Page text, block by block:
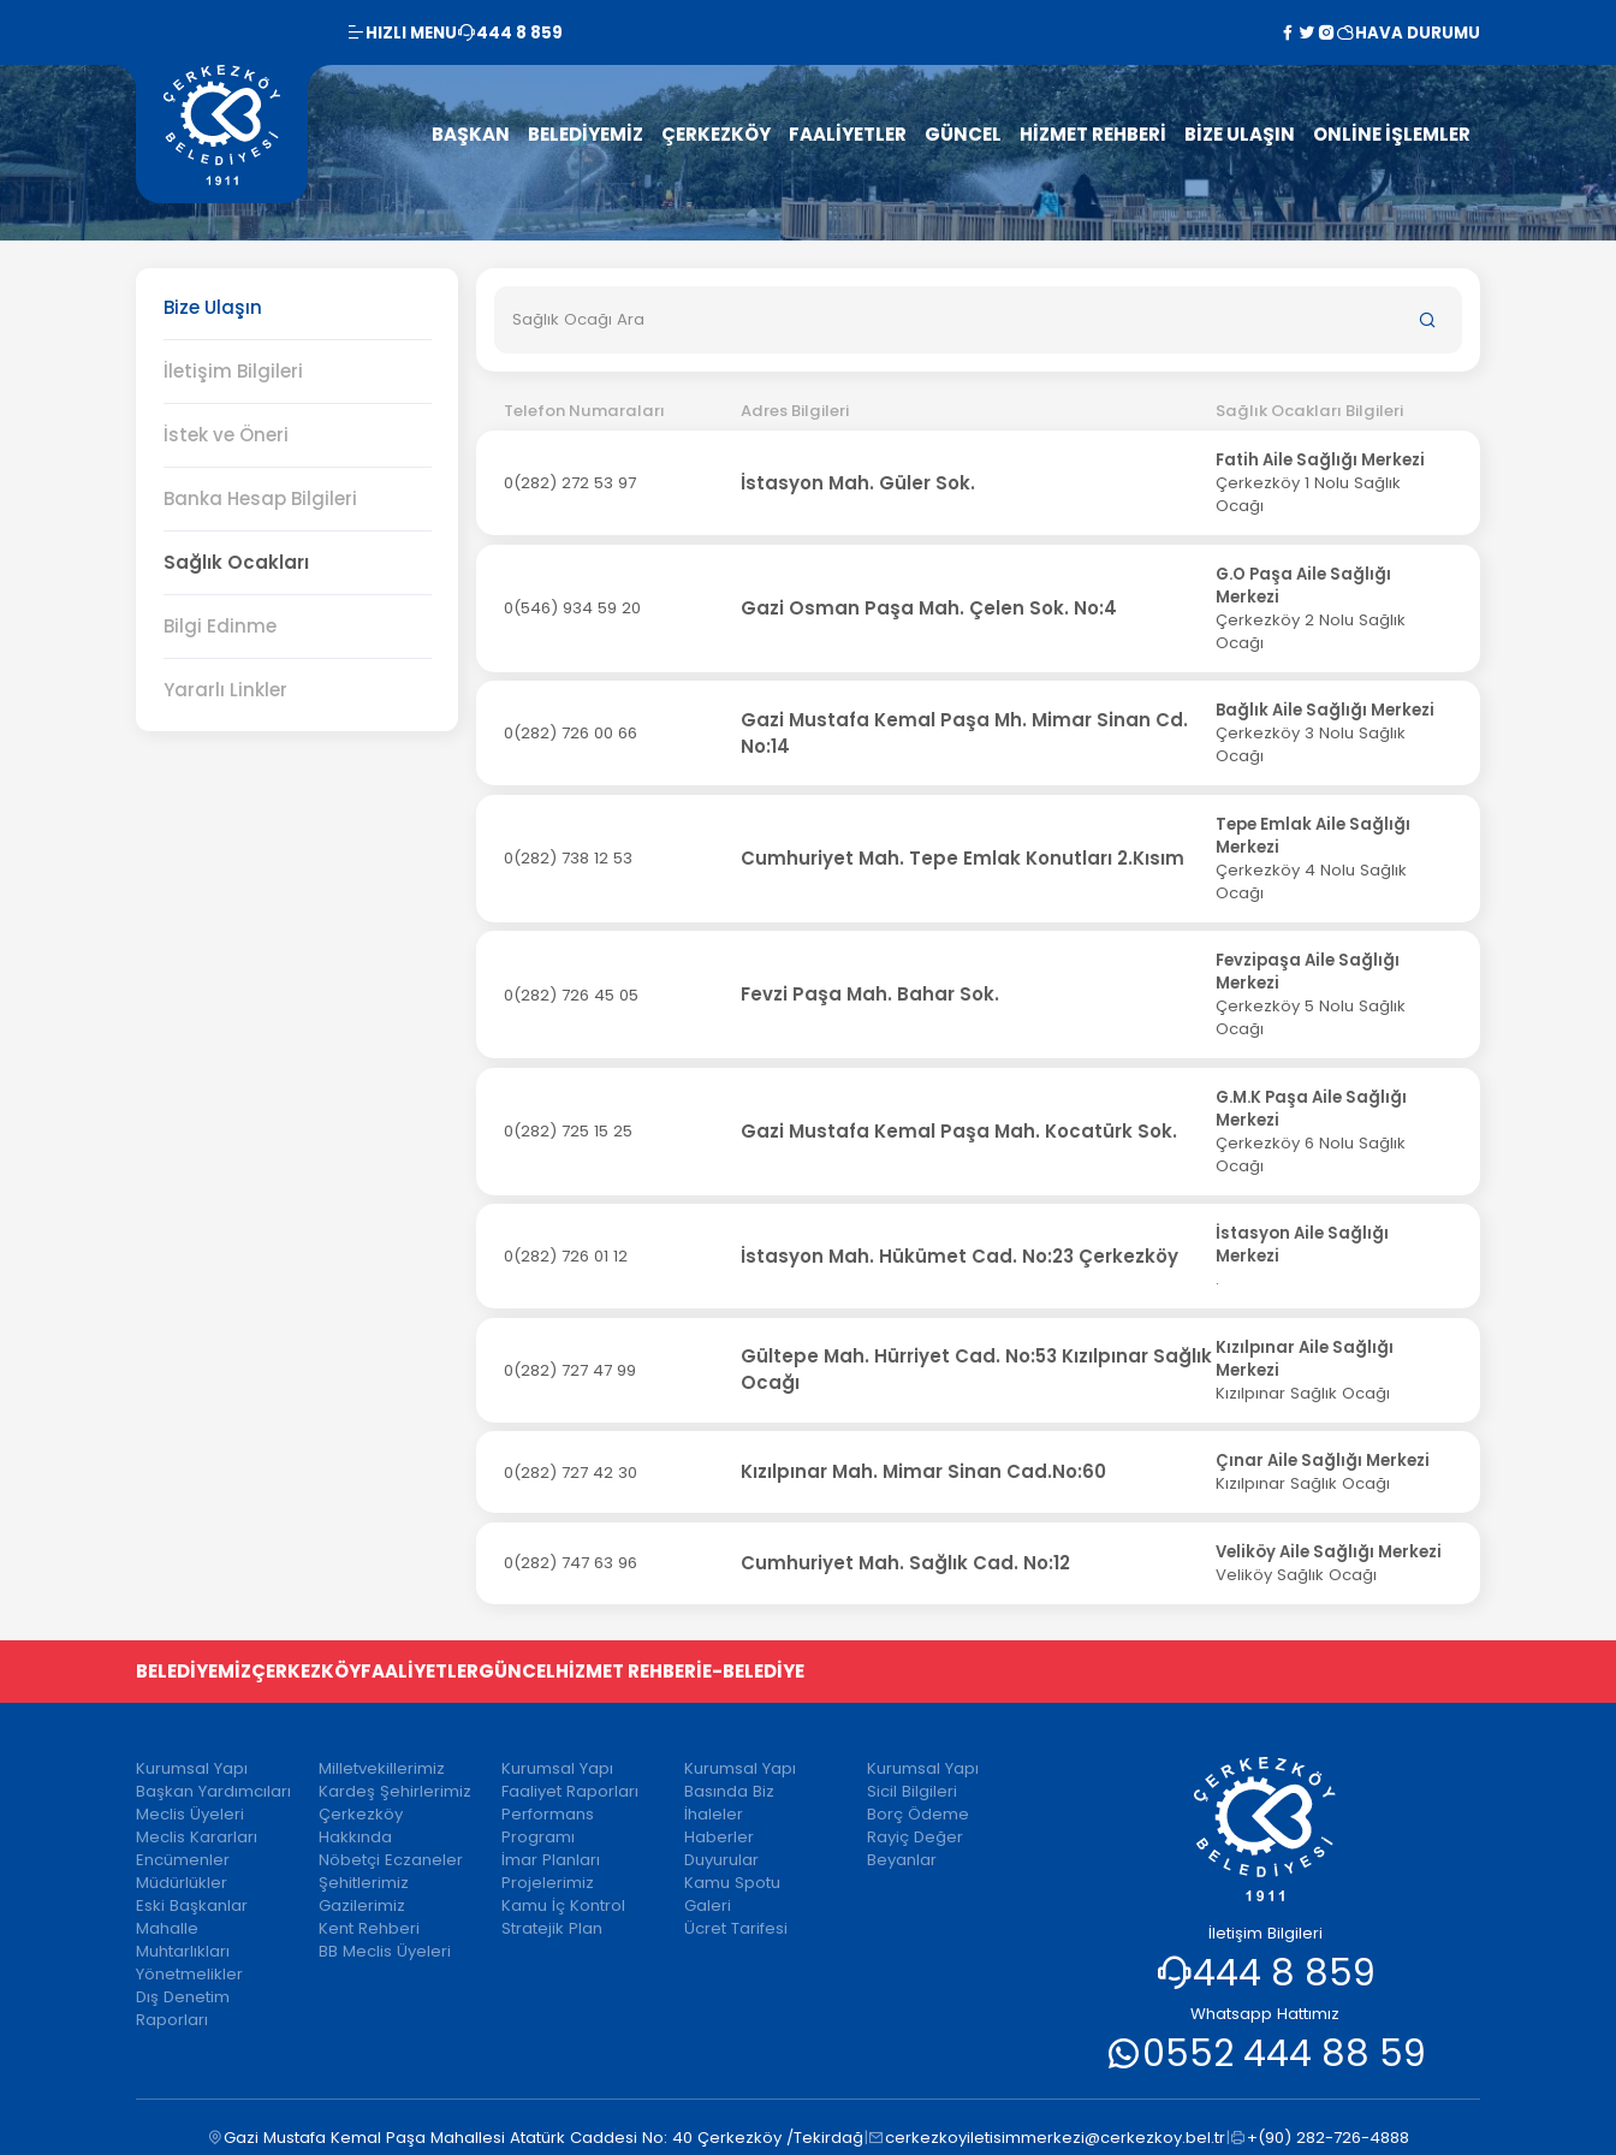
HIZLI MENU 444 8 859 HAVA DURUMU
BAŞKAN BELEDİYEMİZ ÇERKEZKÖY FAALİYETLER GÜNCEL HİZMET REHBERİ BİZE ULAŞIN ONLİNE İŞLEMLER
Bize Ulaşın
İletişim Bilgileri
İstek ve Öneri
Banka Hesap Bilgileri
Sağlık Ocakları
Bilgi Edinme
Yararlı Linkler
Telefon Numaraları Adres Bilgileri Sağlık Ocakları Bilgileri
0(282) 272 53 97 İstasyon Mah. Güler Sok.
Fatih Aile Sağlığı Merkezi
Çerkezköy 1 Nolu Sağlık
Ocağı
0(546) 934 59 20 Gazi Osman Paşa Mah. Çelen Sok. No:4
G.O Paşa Aile Sağlığı
Merkezi
Çerkezköy 2 Nolu Sağlık
Ocağı
0(282) 726 00 66
Gazi Mustafa Kemal Paşa Mh. Mimar Sinan Cd.
No:14
Bağlık Aile Sağlığı Merkezi
Çerkezköy 3 Nolu Sağlık
Ocağı
0(282) 738 12 53 Cumhuriyet Mah. Tepe Emlak Konutları 2.Kısım
Tepe Emlak Aile Sağlığı
Merkezi
Çerkezköy 4 Nolu Sağlık
Ocağı
0(282) 726 45 05 Fevzi Paşa Mah. Bahar Sok.
Fevzipaşa Aile Sağlığı
Merkezi
Çerkezköy 5 Nolu Sağlık
Ocağı
0(282) 725 15 25 Gazi Mustafa Kemal Paşa Mah. Kocatürk Sok.
G.M.K Paşa Aile Sağlığı
Merkezi
Çerkezköy 6 Nolu Sağlık
Ocağı
0(282) 726 01 12 İstasyon Mah. Hükümet Cad. No:23 Çerkezköy
İstasyon Aile Sağlığı
Merkezi
.
0(282) 727 47 99
Gültepe Mah. Hürriyet Cad. No:53 Kızılpınar Sağlık
Ocağı
Kızılpınar Aile Sağlığı
Merkezi
Kızılpınar Sağlık Ocağı
0(282) 727 42 30 Kızılpınar Mah. Mimar Sinan Cad.No:60
Çınar Aile Sağlığı Merkezi
Kızılpınar Sağlık Ocağı
0(282) 747 63 96 Cumhuriyet Mah. Sağlık Cad. No:12
Veliköy Aile Sağlığı Merkezi
Veliköy Sağlık Ocağı
BELEDİYEMİZÇERKEZKÖYFAALİYETLERGÜNCELHİZMET REHBERİE-BELEDİYE
Kurumsal Yapı
Başkan Yardımcıları
Meclis Üyeleri
Meclis Kararları
Encümenler
Müdürlükler
Eski Başkanlar
Mahalle
Muhtarlıkları
Yönetmelikler
Dış Denetim
Raporları
Milletvekillerimiz
Kardeş Şehirlerimiz
Çerkezköy
Hakkında
Nöbetçi Eczaneler
Şehitlerimiz
Gazilerimiz
Kent Rehberi
BB Meclis Üyeleri
Kurumsal Yapı
Faaliyet Raporları
Performans
Programı
İmar Planları
Projelerimiz
Kamu İç Kontrol
Stratejik Plan
Kurumsal Yapı
Basında Biz
İhaleler
Haberler
Duyurular
Kamu Spotu
Galeri
Ücret Tarifesi
Kurumsal Yapı
Sicil Bilgileri
Borç Ödeme
Rayiç Değer
Beyanlar
İletişim Bilgileri
444 8 859
Whatsapp Hattımız
0552 444 88 59
Gazi Mustafa Kemal Paşa Mahallesi Atatürk Caddesi No: 40 Çerkezköy /Tekirdağ| cerkezkoyiletisimmerkezi@cerkezkoy.bel.tr| +(90) 282-726-4888